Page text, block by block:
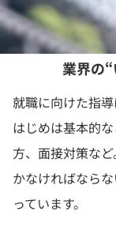
業界の
就職に向けた指
はじめは基本的
方、面接対策な
かなければなら
っています。